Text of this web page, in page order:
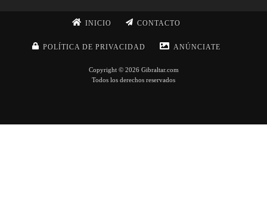
INICIO CONTACTO
POLÍTICA DE PRIVACIDAD ANÚNCIATE
Copyright © 2026 Gibraltar.com
Todos los derechos reservados